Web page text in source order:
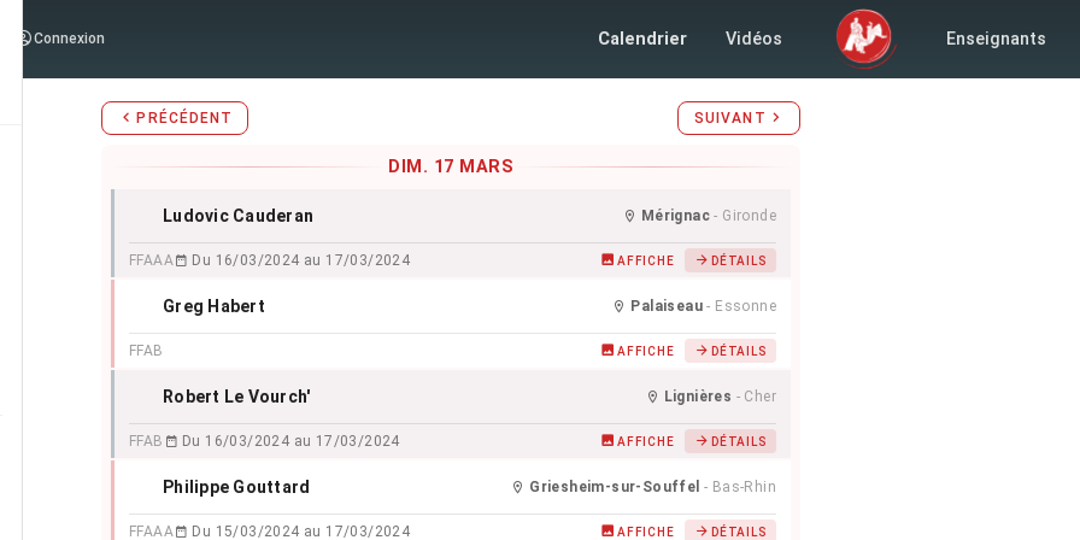
Connexion Calendrier Vidéos Enseignants
dimanche 17 mars 2024
PRÉCÉDENT SUIVANT
DIM. 17 MARS
Ludovic Cauderan Mérignac - Gironde
FFAAA Du 16/03/2024 au 17/03/2024 AFFICHE DÉTAILS
Greg Habert Palaiseau - Essonne
FFAB AFFICHE DÉTAILS
Robert Le Vourch' Lignières - Cher
FFAB Du 16/03/2024 au 17/03/2024 AFFICHE DÉTAILS
Philippe Gouttard Griesheim-sur-Souffel - Bas-Rhin
FFAAA Du 15/03/2024 au 17/03/2024 AFFICHE DÉTAILS